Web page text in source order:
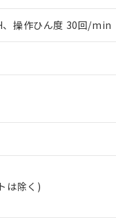
操作ひん度 30回/min
は除く)
の取引・商談に必要な
、過去に遡って非含
応では、対応完了ま
した。
ことから、特段のこ
ください。
開していない機種